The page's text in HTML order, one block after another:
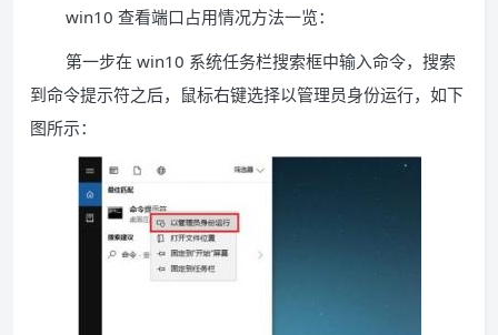
win10 查看端口占用情况方法一览：
第一步在 win10 系统任务栏搜索框中输入命令，搜索
到命令提示符之后，鼠标右键选择以管理员身份运行，如下
图所示：